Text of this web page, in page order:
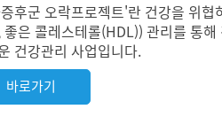
후군 오락프로젝트'란 건강을 위
좋은 콜레스테롤(HDL)) 관리를 통
건강관리 사업입니다.
바로가기